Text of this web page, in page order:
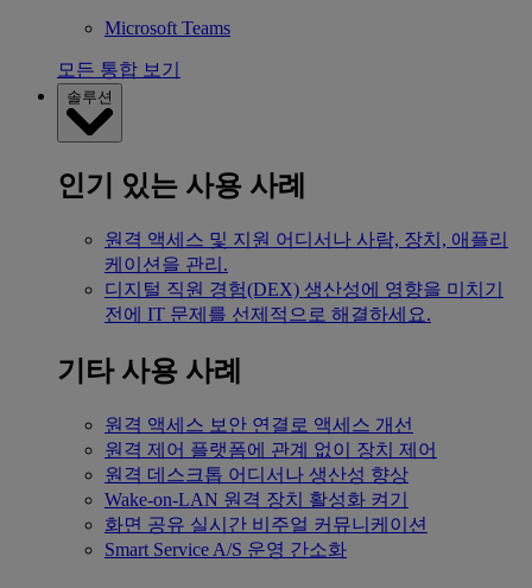
Microsoft Teams
모든 통합 보기
솔루션
인기 있는 사용 사례
원격 액세스 및 지원 어디서나 사람, 장치, 애플리
케이션을 관리.
디지털 직원 경험(DEX) 생산성에 영향을 미치기
전에 IT 문제를 선제적으로 해결하세요.
기타 사용 사례
원격 액세스 보안 연결로 액세스 개선
원격 제어 플랫폼에 관계 없이 장치 제어
원격 데스크톱 어디서나 생산성 향상
Wake-on-LAN 원격 장치 활성화 켜기
화면 공유 실시간 비주얼 커뮤니케이션
Smart Service A/S 운영 간소화